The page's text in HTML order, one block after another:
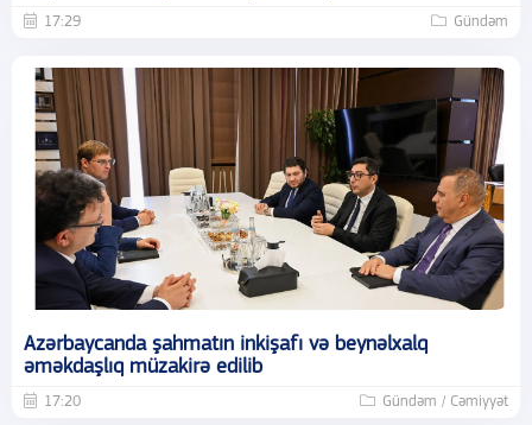
17:29 Gündəm
Azərbaycanda şahmatın inkişafı və beynəlxalq
əməkdaşlıq müzakirə edilib
17:20 Gündəm / Cəmiyyət